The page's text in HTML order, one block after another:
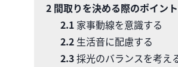
2間取りを決める際のポイン
2.1家事動線を意識する
2.2生活音に配慮する
2.3採光のバランスを考え